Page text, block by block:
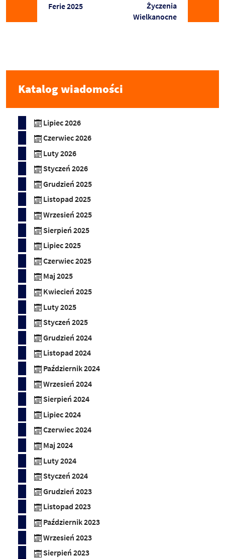
Ferie 2025
Życzenia
Wielkanocne
Katalog wiadomości
Lipiec 2026
Czerwiec 2026
Luty 2026
Styczeń 2026
Grudzień 2025
Listopad 2025
Wrzesień 2025
Sierpień 2025
Lipiec 2025
Czerwiec 2025
Maj 2025
Kwiecień 2025
Luty 2025
Styczeń 2025
Grudzień 2024
Listopad 2024
Październik 2024
Wrzesień 2024
Sierpień 2024
Lipiec 2024
Czerwiec 2024
Maj 2024
Luty 2024
Styczeń 2024
Grudzień 2023
Listopad 2023
Październik 2023
Wrzesień 2023
Sierpień 2023